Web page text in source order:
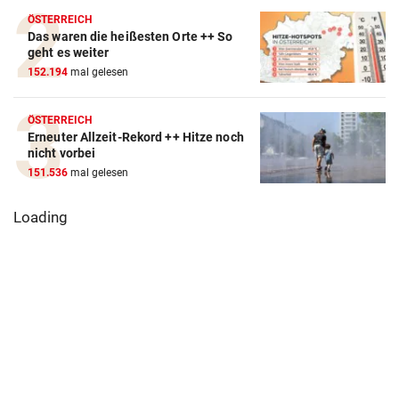
ÖSTERREICH
Das waren die heißesten Orte ++ So
geht es weiter
152.194 mal gelesen
ÖSTERREICH
Erneuter Allzeit-Rekord ++ Hitze noch
nicht vorbei
151.536 mal gelesen
Loading